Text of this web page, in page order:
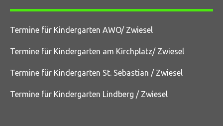
Termine für Kindergarten AWO/ Zwiesel
Termine für Kindergarten am Kirchplatz/ Zwiesel
Termine für Kindergarten St. Sebastian / Zwiesel
Termine für Kindergarten Lindberg / Zwiesel